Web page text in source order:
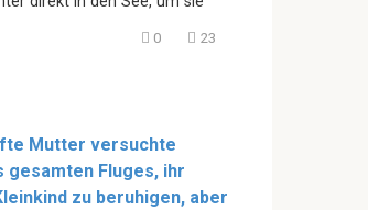
0 23
Mutter versuchte
gesamten Fluges, ihr
zu beruhigen, aber